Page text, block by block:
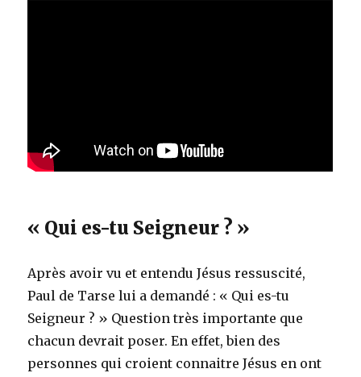
« Qui es-tu Seigneur ? »
Après avoir vu et entendu Jésus ressuscité,
Paul de Tarse lui a demandé : « Qui es-tu
Seigneur ? » Question très importante que
chacun devrait poser. En effet, bien des
personnes qui croient connaitre Jésus en ont